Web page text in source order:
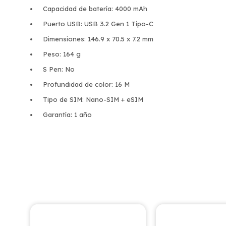
Capacidad de batería: 4000 mAh
Puerto USB: USB 3.2 Gen 1 Tipo-C
Dimensiones: 146.9 x 70.5 x 7.2 mm
Peso: 164 g
S Pen: No
Profundidad de color: 16 M
Tipo de SIM: Nano-SIM + eSIM
Garantía: 1 año